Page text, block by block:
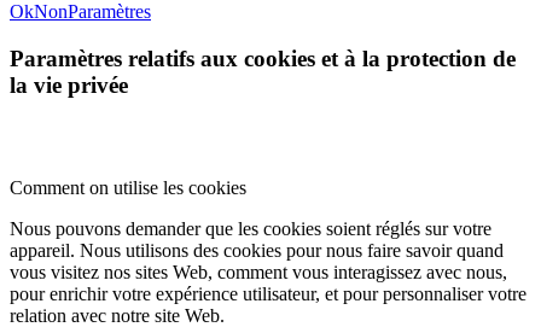
OkNonParamètres
Paramètres relatifs aux cookies et à la protection de
la vie privée
Comment on utilise les cookies
Nous pouvons demander que les cookies soient réglés sur votre
appareil. Nous utilisons des cookies pour nous faire savoir quand
vous visitez nos sites Web, comment vous interagissez avec nous,
pour enrichir votre expérience utilisateur, et pour personnaliser votre
relation avec notre site Web.